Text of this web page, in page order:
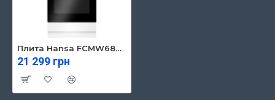
Плита Hansa FCMW68229
21 299 грн